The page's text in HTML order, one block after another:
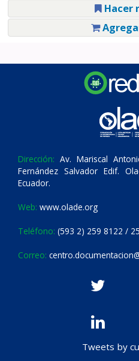
Hacer
Dirección: Av. Mariscal
Fernández Salvador Edif.
Ecuador.
Web: www.olade.org
Teléfono: (593 2) 259 8122 /
Correo:
Tweets by